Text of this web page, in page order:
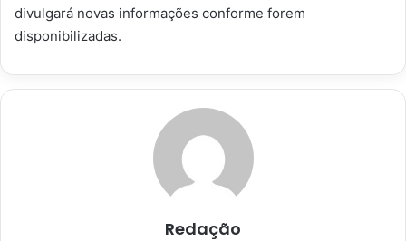
divulgará novas informações conforme forem
disponibilizadas.
Redação